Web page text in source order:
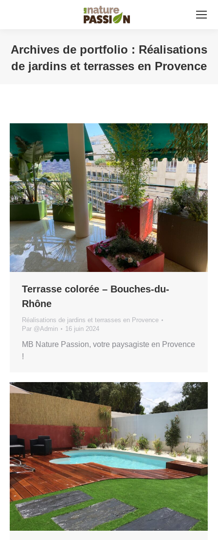
Archives de portfolio : Réalisations
de jardins et terrasses en Provence
Terrasse colorée – Bouches-du-
Rhône
Réalisations de jardins et terrasses en Provence
Par @Admin 16 juin 2024
MB Nature Passion, votre paysagiste en Provence
!